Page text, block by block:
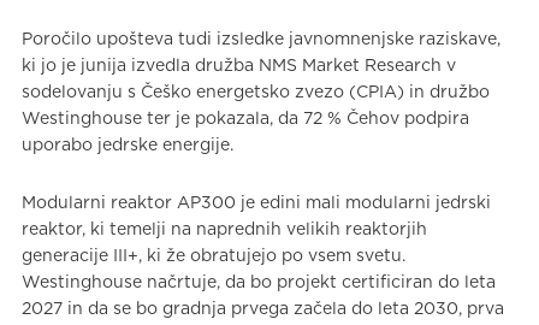
Poročilo upošteva tudi izsledke javnomnenjske raziskave,
ki jo je junija izvedla družba NMS Market Research v
sodelovanju s Češko energetsko zvezo (CPIA) in družbo
Westinghouse ter je pokazala, da 72 % Čehov podpira
uporabo jedrske energije.
Modularni reaktor AP300 je edini mali modularni jedrski
reaktor, ki temelji na naprednih velikih reaktorjih
generacije III+, ki že obratujejo po vsem svetu.
Westinghouse načrtuje, da bo projekt certificiran do leta
2027 in da se bo gradnja prvega začela do leta 2030, prva